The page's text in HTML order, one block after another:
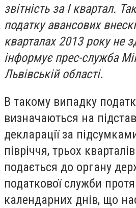
звітність за I квартал.
податку авансових
кварталах 2013 року не
інформує прес-служба
Львівській області.
В такому випадку
визначаються на
декларації за
півріччя, трьох
подається до органу
податкової служби
календарних днів, що